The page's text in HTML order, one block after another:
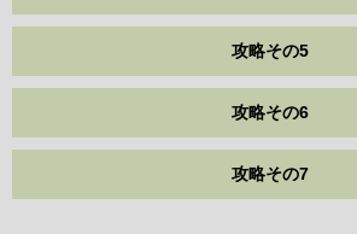
攻略その5
攻略その6
攻略その7